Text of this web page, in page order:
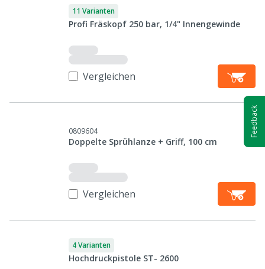
11 Varianten
Profi Fräskopf 250 bar, 1/4" Innengewinde
Vergleichen
0809604
Doppelte Sprühlanze + Griff, 100 cm
Vergleichen
4 Varianten
Hochdruckpistole ST- 2600
Feedback